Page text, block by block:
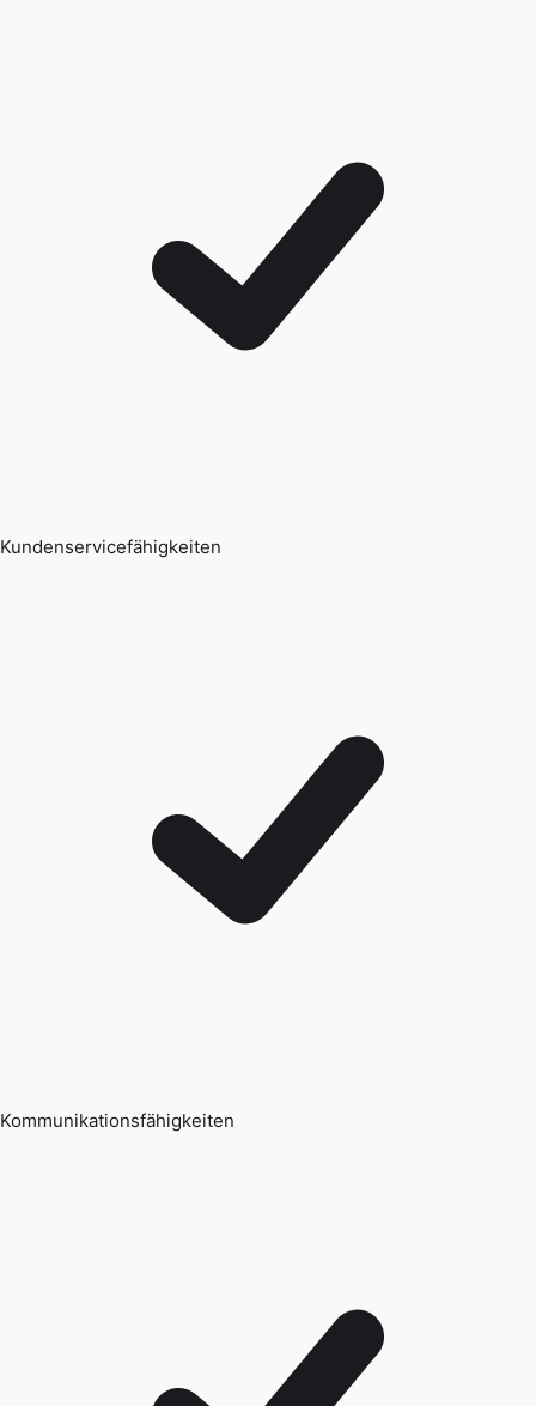
Kundenservicefähigkeiten
Kommunikationsfähigkeiten